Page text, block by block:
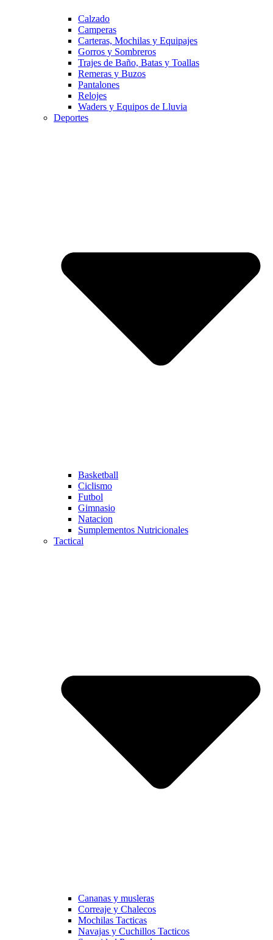
Calzado
Camperas
Carteras, Mochilas y Equipajes
Gorros y Sombreros
Trajes de Baño, Batas y Toallas
Remeras y Buzos
Pantalones
Relojes
Waders y Equipos de Lluvia
Deportes
Basketball
Ciclismo
Futbol
Gimnasio
Natacion
Sumplementos Nutricionales
Tactical
Cananas y musleras
Correaje y Chalecos
Mochilas Tacticas
Navajas y Cuchillos Tacticos